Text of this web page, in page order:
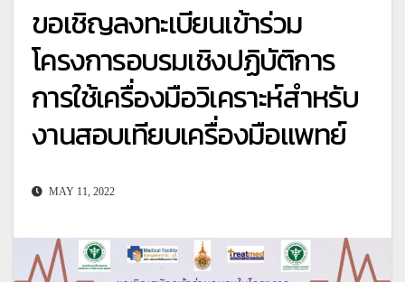
ขอเชิญลงทะเบียนเข้าร่วม
โครงการอบรมเชิงปฏิบัติการ
การใช้เครื่องมือวิเคราะห์สำหรับ
งานสอบเทียบเครื่องมือแพทย์
MAY 11, 2022